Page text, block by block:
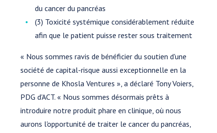
du cancer du pancréas
(3) Toxicité systémique considérablement réduite
afin que le patient puisse rester sous traitement
« Nous sommes ravis de bénéficier du soutien d'une
société de capital-risque aussi exceptionnelle en la
personne de Khosla Ventures », a déclaré Tony Voiers,
PDG d'ACT. « Nous sommes désormais prêts à
introduire notre produit phare en clinique, où nous
aurons l'opportunité de traiter le cancer du pancréas,